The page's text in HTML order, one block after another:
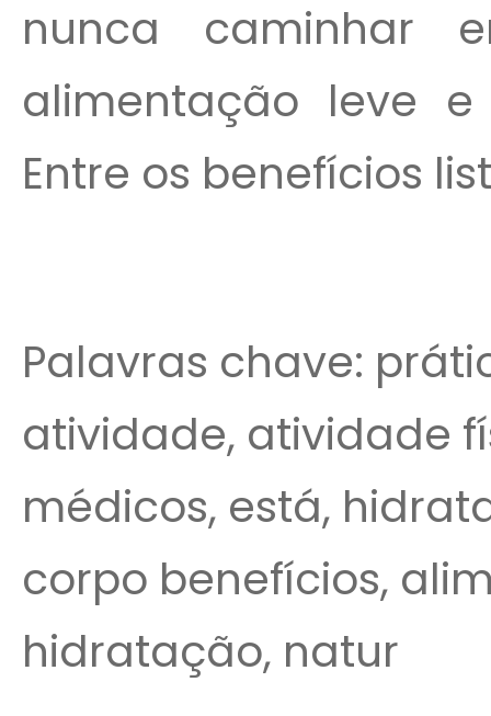
nunca caminhar
alimentação leve
Entre os benefícios
Palavras chave:
atividade, atividade
médicos, está,
corpo benefícios,
hidratação, natur